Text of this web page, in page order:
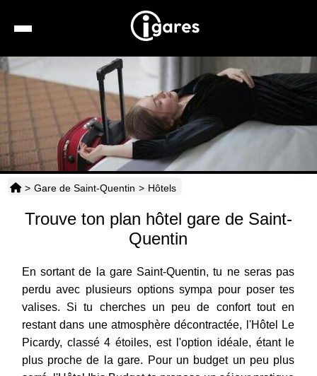
Location de voiture
Hôtels
Taxis
Horaires
> Gare de Saint-Quentin > Hôtels
Trouve ton plan hôtel gare de Saint-
Quentin
En sortant de la gare Saint-Quentin, tu ne seras pas
perdu avec plusieurs options sympa pour poser tes
valises. Si tu cherches un peu de confort tout en
restant dans une atmosphère décontractée, l'Hôtel Le
Picardy, classé 4 étoiles, est l'option idéale, étant le
plus proche de la gare. Pour un budget un peu plus